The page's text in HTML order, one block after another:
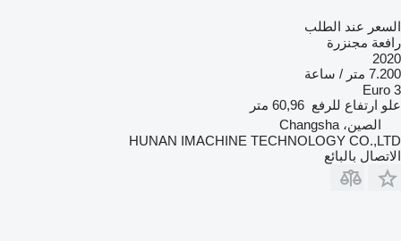
السعر عند الطلب
رافعة مجنزرة
2020
7.200 متر / ساعة
Euro 3
علو ارتفاع للرفع 60,96 متر
الصين، Changsha
HUNAN IMACHINE TECHNOLOGY CO.,LTD
الاتصال بالبائع